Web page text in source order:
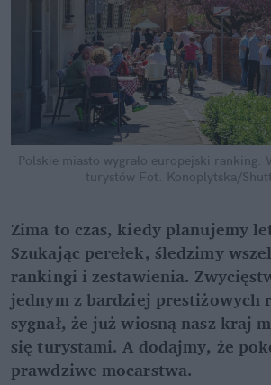
Polskie miasto wygrało europejski ranking.
turystów Fot. Konoplytska/
Zima to czas, kiedy planujemy
Szukając perełek, śledzimy
rankingi i zestawienia.
jednym z bardziej prestiżowych
sygnał, że już wiosną nasz kraj
się turystami. A dodajmy, że
prawdziwe mocarstwa.